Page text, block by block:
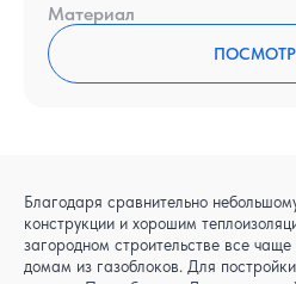
Материал
Благодаря сравнительно
конструкции и хорошим
загородном строительстве все чаще
домам из газоблоков. Для